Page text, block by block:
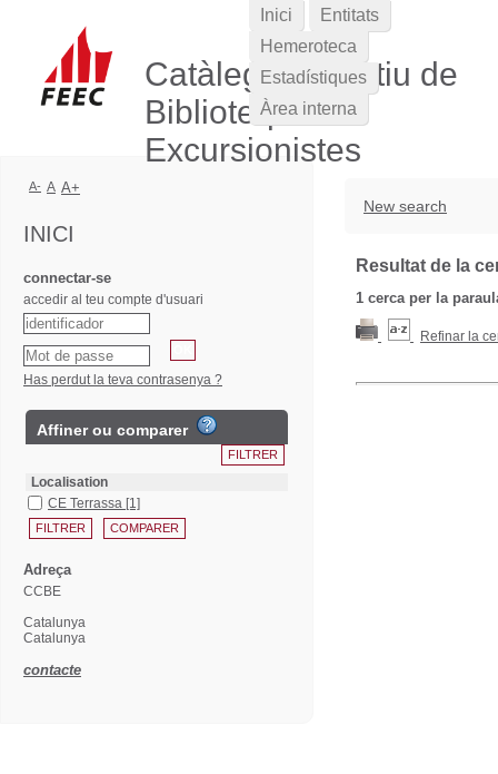
Catàleg Col·lectiu de
Biblioteques
Excursionistes
New search
Resultat de la
1 cerca per la
Refinar la
Inici
Entitats
Hemeroteca
Estadístiques
Àrea interna
A- A A+
INICI
connectar-se
accedir al teu compte d'usuari
Has perdut la teva contrasenya ?
Affiner ou comparer
Localisation
CE Terrassa [1]
Adreça
CCBE
Catalunya
Catalunya
contacte